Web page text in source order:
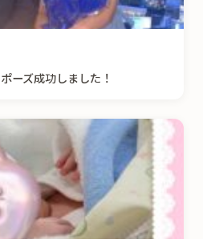
ーズ成功しました！